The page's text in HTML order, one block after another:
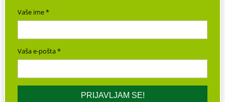
Vaše ime
Vaša e-pošta
PRIJAVLJAM SE!